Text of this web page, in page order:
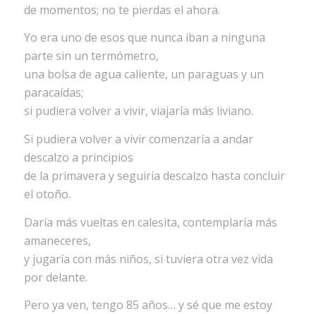
de momentos; no te pierdas el ahora.
Yo era uno de esos que nunca iban a ninguna
parte sin un termómetro,
una bolsa de agua caliente, un paraguas y un
paracaídas;
si pudiera volver a vivir, viajaría más liviano.
Si pudiera volver a vivir comenzaría a andar
descalzo a principios
de la primavera y seguiría descalzo hasta concluir
el otoño.
Daría más vueltas en calesita, contemplaría más
amaneceres,
y jugaría con más niños, si tuviera otra vez vida
por delante.
Pero ya ven, tengo 85 años… y sé que me estoy